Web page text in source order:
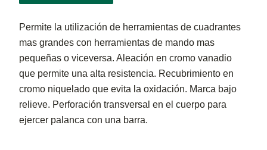
Permite la utilización de herramientas de cuadrantes
mas grandes con herramientas de mando mas
pequeñas o viceversa. Aleación en cromo vanadio
que permite una alta resistencia. Recubrimiento en
cromo niquelado que evita la oxidación. Marca bajo
relieve. Perforación transversal en el cuerpo para
ejercer palanca con una barra.